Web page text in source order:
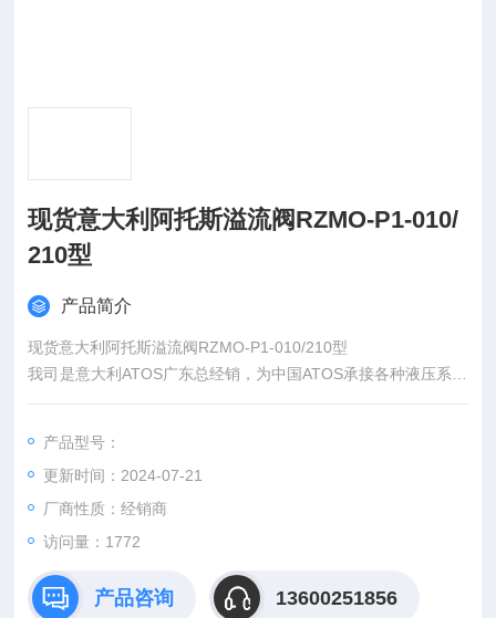
现货意大利阿托斯溢流阀RZMO-P1-010/
210型
产品简介
现货意大利阿托斯溢流阀RZMO-P1-010/210型
我司是意大利ATOS广东总经销，为中国ATOS承接各种液压系统
的设计，生产，测试。我司依托ATOS中国代表处物流仓储中
外，其他均保证为意大利*。
产品型号：
更新时间：2024-07-21
厂商性质：经销商
访问量：1772
产品咨询 13600251856